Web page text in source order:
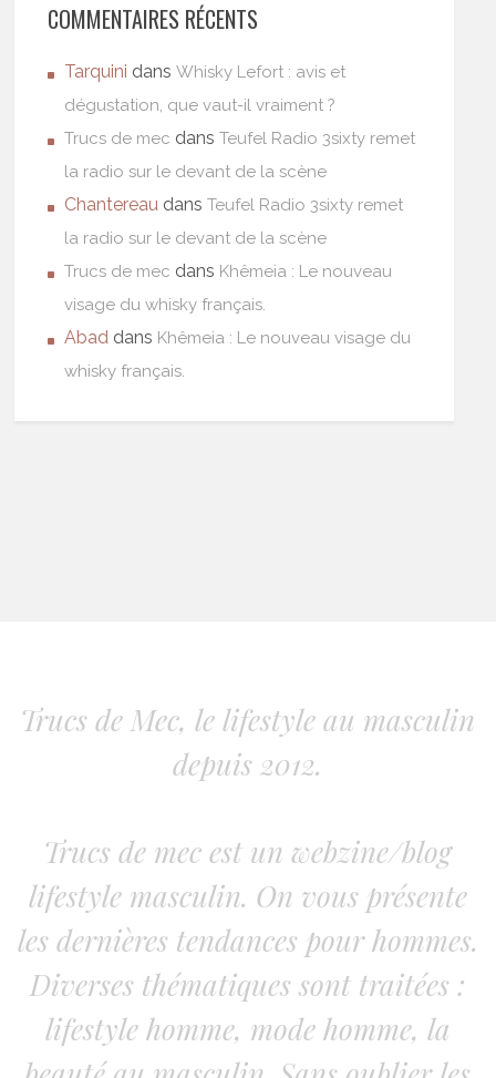
COMMENTAIRES RÉCENTS
Tarquini dansWhisky Lefort : avis et
dégustation, que vaut-il vraiment ?
Trucs de mec dansTeufel Radio 3sixty remet
la radio sur le devant de la scène
Chantereau dansTeufel Radio 3sixty remet
la radio sur le devant de la scène
Trucs de mec dans Khêmeia : Le nouveau
visage du whisky français.
Abad dans Khêmeia : Le nouveau visage du
whisky français.
Trucs de Mec, le lifestyle au masculin
depuis 2012.
Trucs de mec est un webzine/blog
lifestyle masculin. On vous présente
les dernières tendances pour hommes.
Diverses thématiques sont traitées :
lifestyle homme, mode homme, la